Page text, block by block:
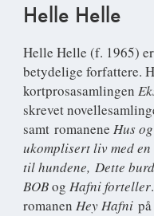
Helle Helle
Helle Helle (f. 1965)
betydelige forfattere.
kortprosasamlingen
skrevet
samt romanene Hus
ukomplisert liv med en
til hundene, Dette
BOBog Hafni forteller
romanen Hey Hafni